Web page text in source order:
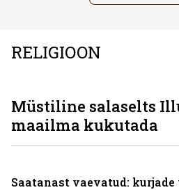
RELIGIOON
Müstiline salaselts
maailma kukutada
Saatanast vaevatud: kurjade